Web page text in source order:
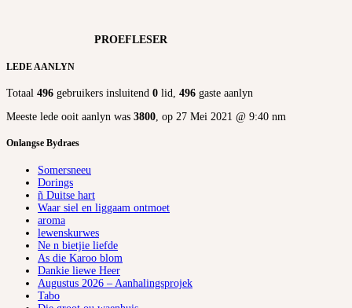
PROEFLESER
LEDE AANLYN
Totaal 496 gebruikers insluitend 0 lid, 496 gaste aanlyn
Meeste lede ooit aanlyn was 3800 , op 27 Mei 2021 @ 9:40 nm
Onlangse Bydraes
Somersneeu
Dorings
ñ Duitse hart
Waar siel en liggaam ontmoet
aroma
lewenskurwes
Ne n bietjie liefde
As die Karoo blom
Dankie liewe Heer
Augustus 2026 – Aanhalingsprojek
Tabo